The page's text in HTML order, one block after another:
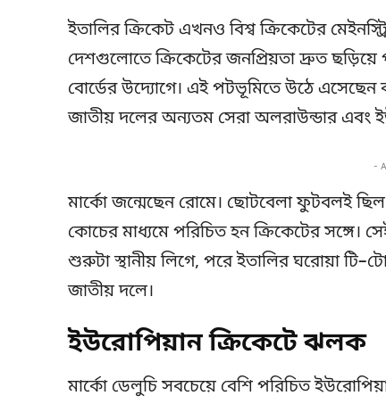
ইতালির ক্রিকেট এখনও বিশ্ব ক্রিকেটের
দেশগুলোতে ক্রিকেটের জনপ্রিয়তা দ্রুত ছড়িয়ে
বোর্ডের উদ্যোগে। এই পটভূমিতে উঠে এসেছেন
জাতীয় দলের অন্যতম সেরা অলরাউন্ডার এবং
-
মার্কো জন্মেছেন রোমে। ছোটবেলা ফুটবলই
কোচের মাধ্যমে পরিচিত হন ক্রিকেটের
শুরুটা স্থানীয় লিগে, পরে ইতালির ঘরোয়া
জাতীয় দলে।
ইউরোপিয়ান ক্রিকেটে ঝলক
মার্কো ডেলুচি সবচেয়ে বেশি পরিচিত